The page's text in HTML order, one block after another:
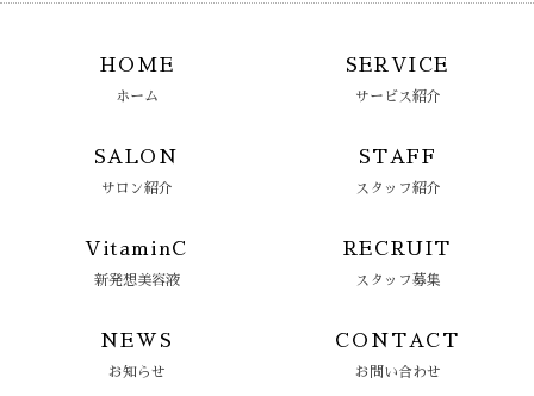
HOME
ホーム
SERVICE
サービス紹介
SALON
サロン紹介
STAFF
スタッフ紹介
VitaminC
新発想美容液
RECRUIT
スタッフ募集
NEWS
お知らせ
CONTACT
お問い合わせ